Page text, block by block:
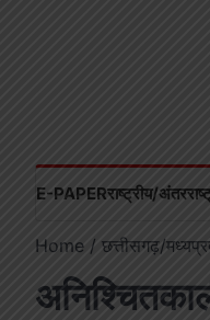
E-PAPERराष्ट्रीय/
Home छत्तीसगढ़/